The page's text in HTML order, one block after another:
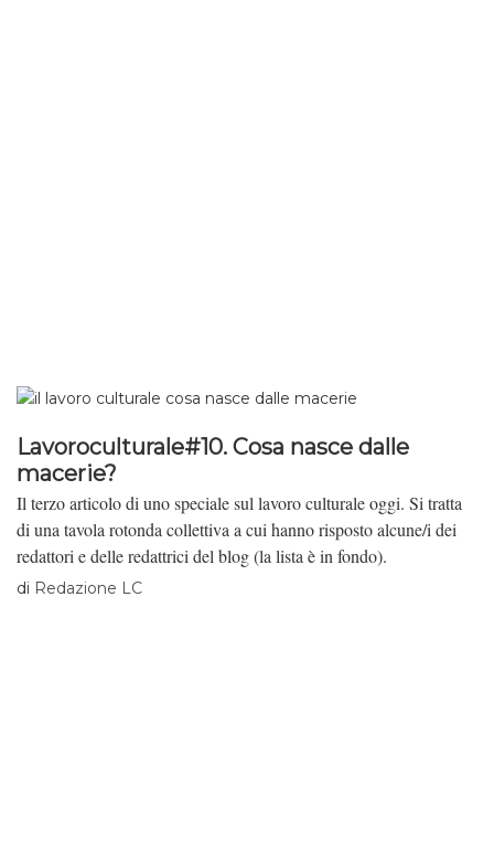
Lavoroculturale#10. Cosa nasce dalle
macerie?
Il terzo articolo di uno speciale sul lavoro culturale oggi. Si tratta
di una tavola rotonda collettiva a cui hanno risposto alcune/i dei
redattori e delle redattrici del blog (la lista è in fondo).
di Redazione LC